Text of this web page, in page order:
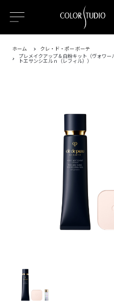
ホーム
クレ・ド・ポー ボーテ
プレメイクアップ＆白粉キット（ヴォワ
トエサンシエルｎ（レフィル））